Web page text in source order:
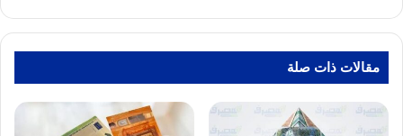
القاهرة
مقالات ذات صلة